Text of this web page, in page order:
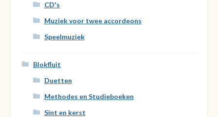
CD's
Muziek voor twee accordeons
Speelmuziek
Blokfluit
Duetten
Methodes en Studieboeken
Sint en kerst